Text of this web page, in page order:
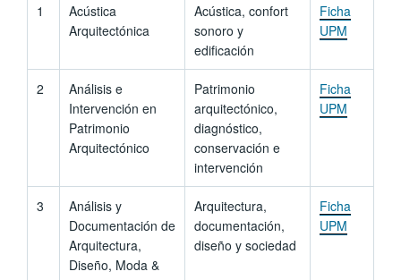
1
Acústica
Arquitectónica
Acústica, confort
sonoro y
edificación
Ficha
UPM
2
Análisis e
Intervención en
Patrimonio
Arquitectónico
Patrimonio
arquitectónico,
diagnóstico,
conservación e
intervención
Ficha
UPM
3
Análisis y
Documentación de
Arquitectura,
Diseño, Moda &
Arquitectura,
documentación,
diseño y sociedad
Ficha
UPM